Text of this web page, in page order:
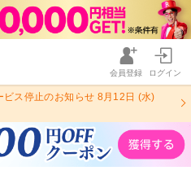
会員登録 ログイン
ス停止のお知らせ 8月12日 (水)